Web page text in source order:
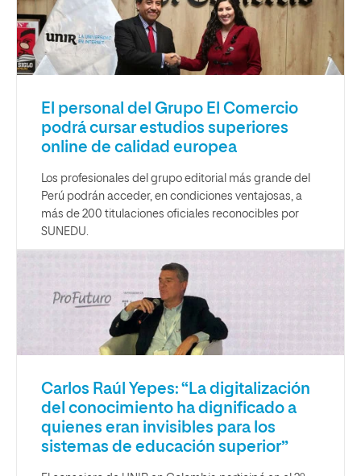
El personal del Grupo El Comercio
podrá cursar estudios superiores
online de calidad europea
Los profesionales del grupo editorial más grande del
Perú podrán acceder, en condiciones ventajosas, a
más de 200 titulaciones oficiales reconocibles por
SUNEDU.
Carlos Raúl Yepes: “La digitalización
del conocimiento ha dignificado a
quienes eran invisibles para los
sistemas de educación superior”